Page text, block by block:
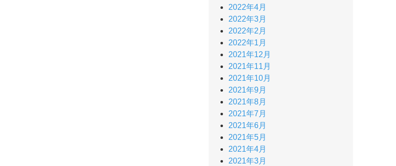
2022年4月
2022年3月
2022年2月
2022年1月
2021年12月
2021年11月
2021年10月
2021年9月
2021年8月
2021年7月
2021年6月
2021年5月
2021年4月
2021年3月